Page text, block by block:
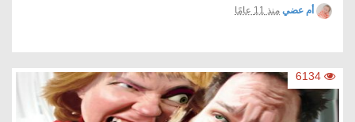
أم عضي منذ 11 عامًا
6134